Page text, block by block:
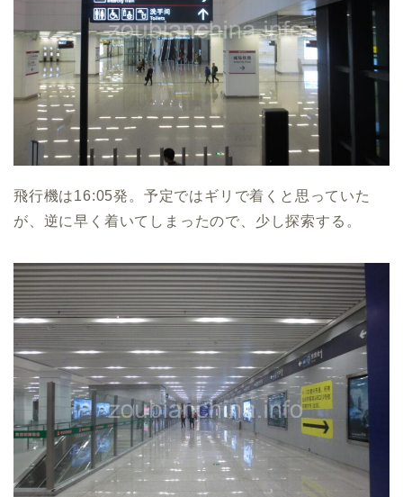
飛行機は16:05発。予定ではギリで着くと思っていた
が、逆に早く着いてしまったので、少し探索する。